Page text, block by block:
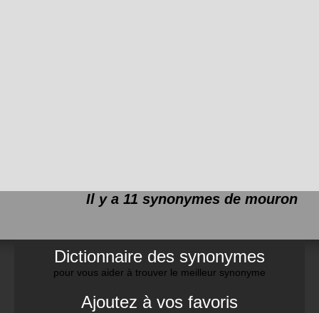
Il y a 11 synonymes de mouron
Dictionnaire des synonymes
pour vous aider à trouver le meilleur synonyme
Ajoutez à vos favoris